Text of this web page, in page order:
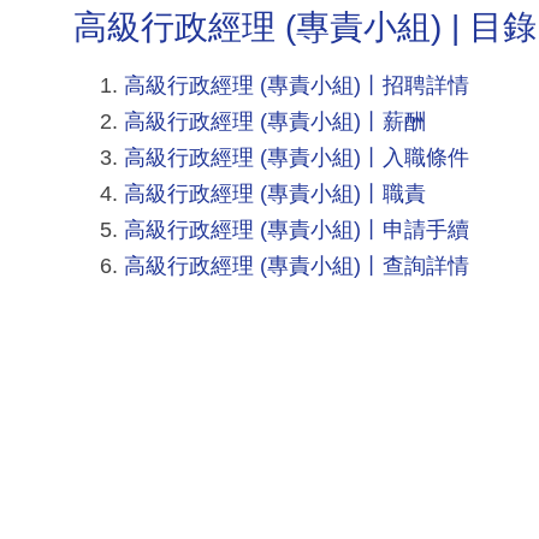
高級行政經理 (專責小組) | 目錄
高級行政經理 (專責小組)丨招聘詳情
高級行政經理 (專責小組)丨薪酬
高級行政經理 (專責小組)丨入職條件
高級行政經理 (專責小組)丨職責
高級行政經理 (專責小組)丨申請手續
高級行政經理 (專責小組)丨查詢詳情